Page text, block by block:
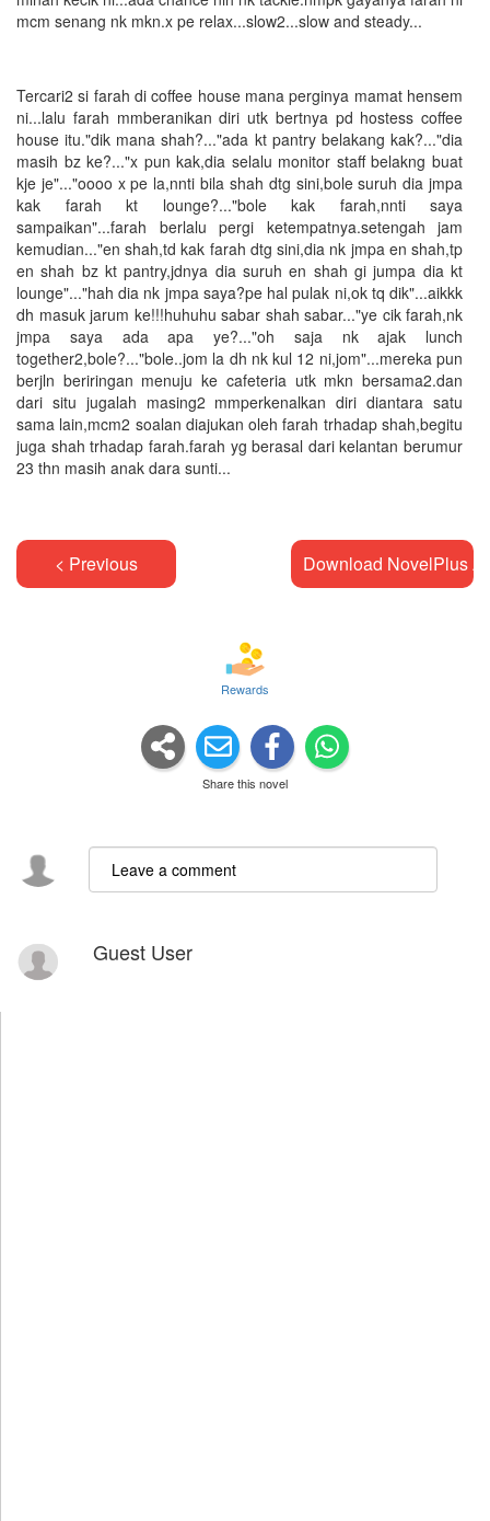
mcm senang nk mkn.x pe relax...slow2...slow and steady...
Tercari2 si farah di coffee house mana perginya mamat hensem
ni...lalu farah mmberanikan diri utk bertnya pd hostess coffee
house itu."dik mana shah?..."ada kt pantry belakang kak?..."dia
masih bz ke?..."x pun kak,dia selalu monitor staff belakng buat
kje je"..."oooo x pe la,nnti bila shah dtg sini,bole suruh dia jmpa
kak farah kt lounge?..."bole kak farah,nnti saya
sampaikan"...farah berlalu pergi ketempatnya.setengah jam
kemudian..."en shah,td kak farah dtg sini,dia nk jmpa en shah,tp
en shah bz kt pantry,jdnya dia suruh en shah gi jumpa dia kt
lounge"..."hah dia nk jmpa saya?pe hal pulak ni,ok tq dik"...aikkk
dh masuk jarum ke!!!huhuhu sabar shah sabar..."ye cik farah,nk
jmpa saya ada apa ye?..."oh saja nk ajak lunch
together2,bole?..."bole..jom la dh nk kul 12 ni,jom"...mereka pun
berjln beriringan menuju ke cafeteria utk mkn bersama2.dan
dari situ jugalah masing2 mmperkenalkan diri diantara satu
sama lain,mcm2 soalan diajukan oleh farah trhadap shah,begitu
juga shah trhadap farah.farah yg berasal dari kelantan berumur
23 thn masih anak dara sunti...
< Previous Download NovelPlus
Rewards
Share this novel
Guest User